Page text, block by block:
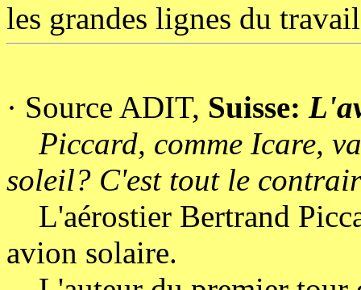
les grandes lignes du
· Source ADIT, Suisse:
Piccard, comme Icare,
soleil? C'est tout le
L'aérostier Bertrand
avion solaire.